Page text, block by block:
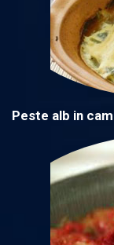
Peste alb in